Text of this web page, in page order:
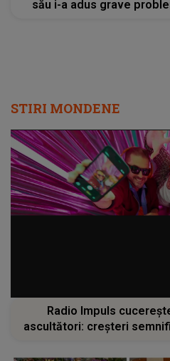
Radio Impuls
ascultători: creșteri